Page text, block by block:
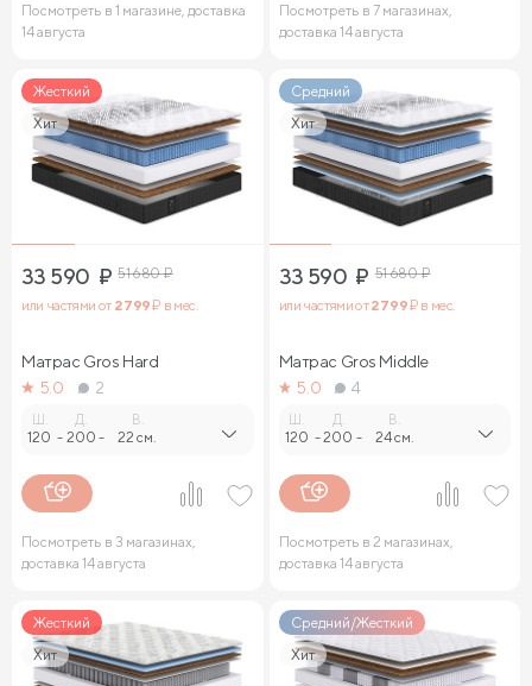
Посмотреть в 1 магазине, доставка
14 августа
Посмотреть в 7 магазинах,
доставка 14 августа
Жесткий
Хит
33 590 ₽ 51 680₽
или частями от 2 799₽ в мес.
Матрас Gros Hard
5.0
2
120 -
Д.
200 -
В.
22 см.
Посмотреть в 3 магазинах,
доставка 14 августа
Средний
Хит
33 590 ₽ 51 680₽
или частями от2 799₽ в мес.
Матрас Gros Middle
5.0
4
120 -
Д.
200 -
В.
24 см.
Посмотреть в 2 магазинах,
доставка 14 августа
Жесткий
Хит
Средний/Жесткий
Хит